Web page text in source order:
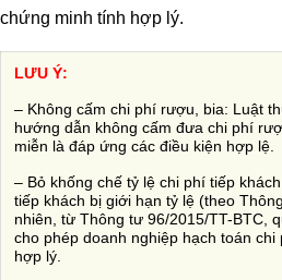
chứng minh tính hợp lý.
LƯU Ý:
– Không cấm chi phí rượu, bia: Luật
hướng dẫn không cấm đưa chi phí
miễn là đáp ứng các điều kiện hợp lệ.
– Bỏ khống chế tỷ lệ chi phí tiếp
tiếp khách bị giới hạn tỷ lệ (theo
nhiên, từ Thông tư 96/2015/TT-BTC,
cho phép doanh nghiệp hạch toán
hợp lý.